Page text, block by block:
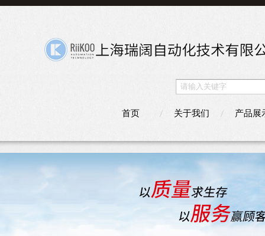
首页 关于我们 产品展